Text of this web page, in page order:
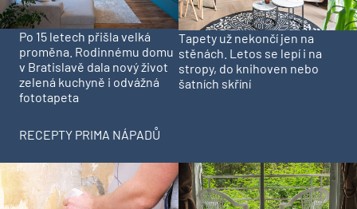
Po 15 letech přišla velká
proměna. Rodinnému domu
v Bratislavě dala nový život
zelená kuchyně i odvážná
fototapeta
Tapety už nekončí jen na
stěnách. Letos se lepí i na
stropy, do knihoven nebo
šatních skříní
RECEPTY PRIMA NÁPADŮ